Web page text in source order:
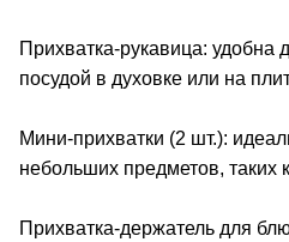
Прихватка-рукавица: удобна
посудой в духовке или на
Мини-прихватки (2 шт.):
небольших предметов, таких
Прихватка-держатель для